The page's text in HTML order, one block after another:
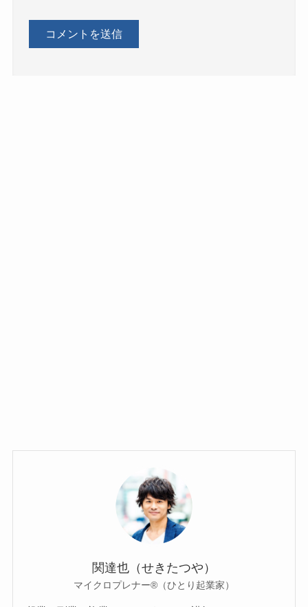
関達也（せきたつや）
マイクロプレナー®（ひとり起業家）